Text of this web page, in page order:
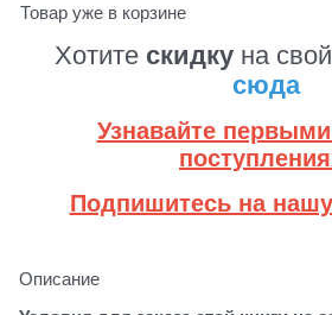
Товар уже в корзине
Хотите скидку на
сюда
Узнавайте
Подпишитесь на
Описание